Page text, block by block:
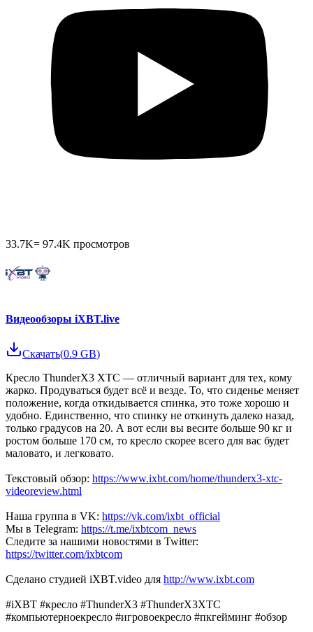
33.7K= 97.4K просмотров
Видеообзоры iXBT.live
Скачать(0.9 GB)
Кресло ThunderX3 XTC — отличный вариант для тех, кому
жарко. Продуваться будет всё и везде. То, что сиденье меняет
положение, когда откидывается спинка, это тоже хорошо и
удобно. Единственно, что спинку не откинуть далеко назад,
только градусов на 20. А вот если вы весите больше 90 кг и
ростом больше 170 см, то кресло скорее всего для вас будет
маловато, и легковато.
Текстовый обзор: https://www.ixbt.com/home/thunderx3-xtc-
videoreview.html
Наша группа в VK: https://vk.com/ixbt_official
Мы в Telegram: https://t.me/ixbtcom_news
Следите за нашими новостями в Twitter:
https://twitter.com/ixbtcom
Сделано студией iXBT.video для http://www.ixbt.com
#iXBT #кресло #ThunderX3 #ThunderX3XTC
#компьютерноекресло #игровоекресло #пкгейминг #обзор